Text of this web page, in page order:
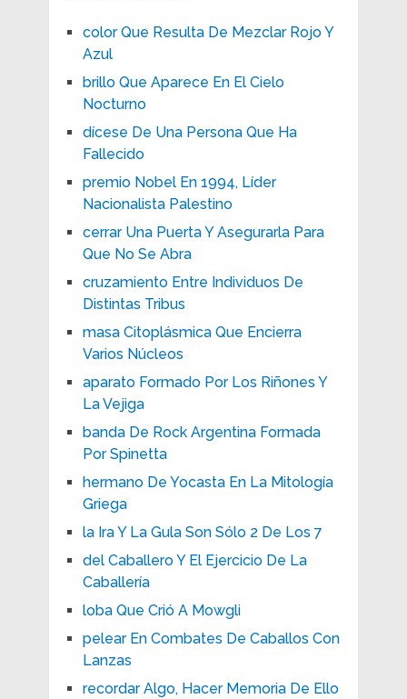
color Que Resulta De Mezclar Rojo Y
Azul
brillo Que Aparece En El Cielo
Nocturno
dícese De Una Persona Que Ha
Fallecido
premio Nobel En 1994, Líder
Nacionalista Palestino
cerrar Una Puerta Y Asegurarla Para
Que No Se Abra
cruzamiento Entre Individuos De
Distintas Tribus
masa Citoplásmica Que Encierra
Varios Núcleos
aparato Formado Por Los Riñones Y
La Vejiga
banda De Rock Argentina Formada
Por Spinetta
hermano De Yocasta En La Mitología
Griega
la Ira Y La Gula Son Sólo 2 De Los 7
del Caballero Y El Ejercicio De La
Caballería
loba Que Crió A Mowgli
pelear En Combates De Caballos Con
Lanzas
recordar Algo, Hacer Memoria De Ello